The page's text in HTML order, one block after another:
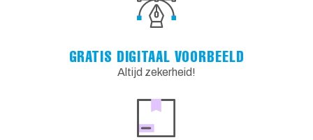
GRATIS DIGITAAL VOORBEELD
Altijd zekerheid!